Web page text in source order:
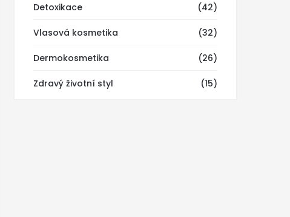
Detoxikace (42)
Vlasová kosmetika (32)
Dermokosmetika (26)
Zdravý životní styl (15)